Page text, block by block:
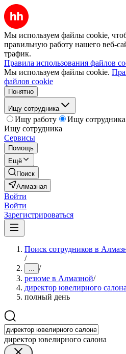
Мы используем файлы cookie,
правильную работу нашего веб-
трафик.
Правила использования файлов
Мы используем файлы cookie.
файлов cookie
Понятно
Ищу сотрудника
Ищу работу
Ищу сотрудника
Ищу сотрудника
Сервисы
Помощь
Ещё
Поиск
Алмазная
Войти
Войти
Зарегистрироваться
Поиск сотрудников в
/
... /
резюме в Алмазной/
директор ювелирного салона
полный день
директор ювелирного салона